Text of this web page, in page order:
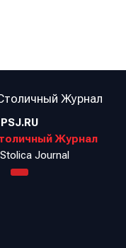
PSJ.RU
Журнал
Journal